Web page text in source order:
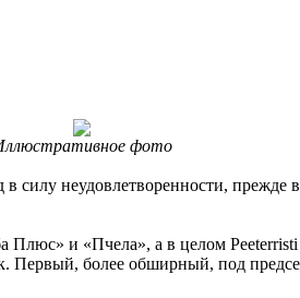
фото
силу неудовлетворенности, прежде
Плюс» и «Пчела», а в целом
Первый, более обширный, под